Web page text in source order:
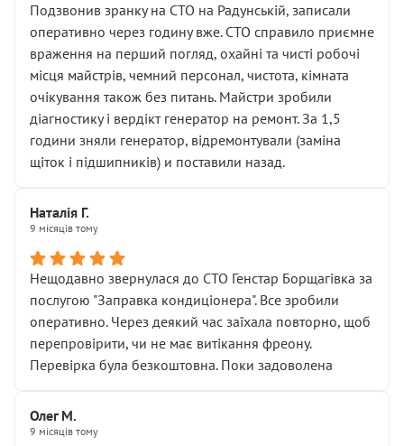
Подзвонив зранку на СТО на Радунській, записали
оперативно через годину вже. СТО справило приємне
враження на перший погляд, охайні та чисті робочі
місця майстрів, чемний персонал, чистота, кімната
очікування також без питань. Майстри зробили
діагностику і вердікт генератор на ремонт. За 1,5
години зняли генератор, відремонтували (заміна
щіток і підшипників) и поставили назад.
Наталія Г.
9 місяців тому
Нещодавно звернулася до СТО Генстар Борщагівка за
послугою "Заправка кондиціонера". Все зробили
оперативно. Через деякий час заїхала повторно, щоб
перепровірити, чи не має витікання фреону.
Перевірка була безкоштовна. Поки задоволена
Олег М.
9 місяців тому